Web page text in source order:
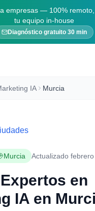
empresas — 100%
tu equipo in-house
Diagnóstico gratuito 30 min
IA Murcia
Murcia Actualizado
en
IA en